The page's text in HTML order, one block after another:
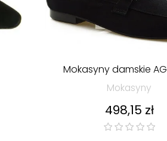
Mokasyny damskie
Mokasyny
Cena
498,15 zł